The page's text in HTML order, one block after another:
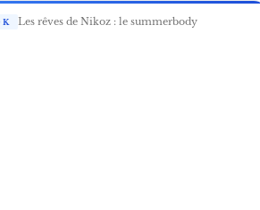
Les rêves de Nikoz : le summerbody